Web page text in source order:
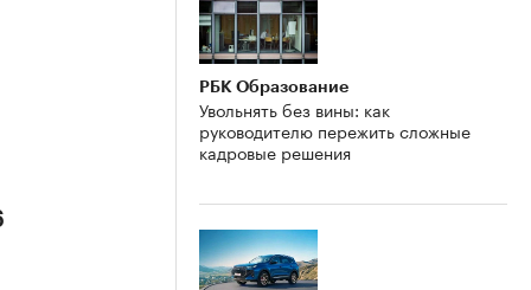
РБК Образование
Увольнять без вины: как
руководителю пережить сложные
кадровые решения